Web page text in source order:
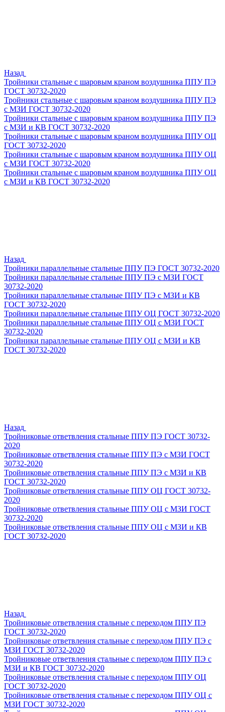
Назад
Тройники стальные с шаровым краном воздушника ППУ ПЭ
ГОСТ 30732-2020
Тройники стальные с шаровым краном воздушника ППУ ПЭ
с МЗИ ГОСТ 30732-2020
Тройники стальные с шаровым краном воздушника ППУ ПЭ
с МЗИ и КВ ГОСТ 30732-2020
Тройники стальные с шаровым краном воздушника ППУ ОЦ
ГОСТ 30732-2020
Тройники стальные с шаровым краном воздушника ППУ ОЦ
с МЗИ ГОСТ 30732-2020
Тройники стальные с шаровым краном воздушника ППУ ОЦ
с МЗИ и КВ ГОСТ 30732-2020
Назад
Тройники параллельные стальные ППУ ПЭ ГОСТ 30732-2020
Тройники параллельные стальные ППУ ПЭ с МЗИ ГОСТ
30732-2020
Тройники параллельные стальные ППУ ПЭ с МЗИ и КВ
ГОСТ 30732-2020
Тройники параллельные стальные ППУ ОЦ ГОСТ 30732-2020
Тройники параллельные стальные ППУ ОЦ с МЗИ ГОСТ
30732-2020
Тройники параллельные стальные ППУ ОЦ с МЗИ и КВ
ГОСТ 30732-2020
Назад
Тройниковые ответвления стальные ППУ ПЭ ГОСТ 30732-
2020
Тройниковые ответвления стальные ППУ ПЭ с МЗИ ГОСТ
30732-2020
Тройниковые ответвления стальные ППУ ПЭ с МЗИ и КВ
ГОСТ 30732-2020
Тройниковые ответвления стальные ППУ ОЦ ГОСТ 30732-
2020
Тройниковые ответвления стальные ППУ ОЦ с МЗИ ГОСТ
30732-2020
Тройниковые ответвления стальные ППУ ОЦ с МЗИ и КВ
ГОСТ 30732-2020
Назад
Тройниковые ответвления стальные с переходом ППУ ПЭ
ГОСТ 30732-2020
Тройниковые ответвления стальные с переходом ППУ ПЭ с
МЗИ ГОСТ 30732-2020
Тройниковые ответвления стальные с переходом ППУ ПЭ с
МЗИ и КВ ГОСТ 30732-2020
Тройниковые ответвления стальные с переходом ППУ ОЦ
ГОСТ 30732-2020
Тройниковые ответвления стальные с переходом ППУ ОЦ с
МЗИ ГОСТ 30732-2020